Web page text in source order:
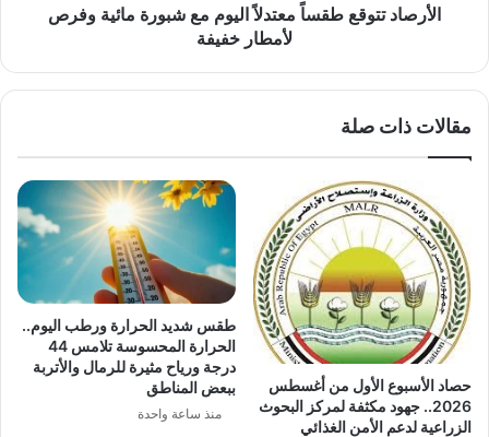
لأمطارالأرصاد تتوقع طقساً معتدلاً اليوم مع شبورة مائية وفرص
لأمطار خفيفة
مقالات ذات صلة
حصاد الأسبوع الأول من أغسطس
2026.. جهود مكثفة لمركز البحوث
الزراعية لدعم الأمن الغذائي
طقس شديد الحرارة ورطب اليوم..
الحرارة المحسوسة تلامس 44
درجة ورياح مثيرة للرمال والأتربة
ببعض المناطق
منذ ساعة واحدة